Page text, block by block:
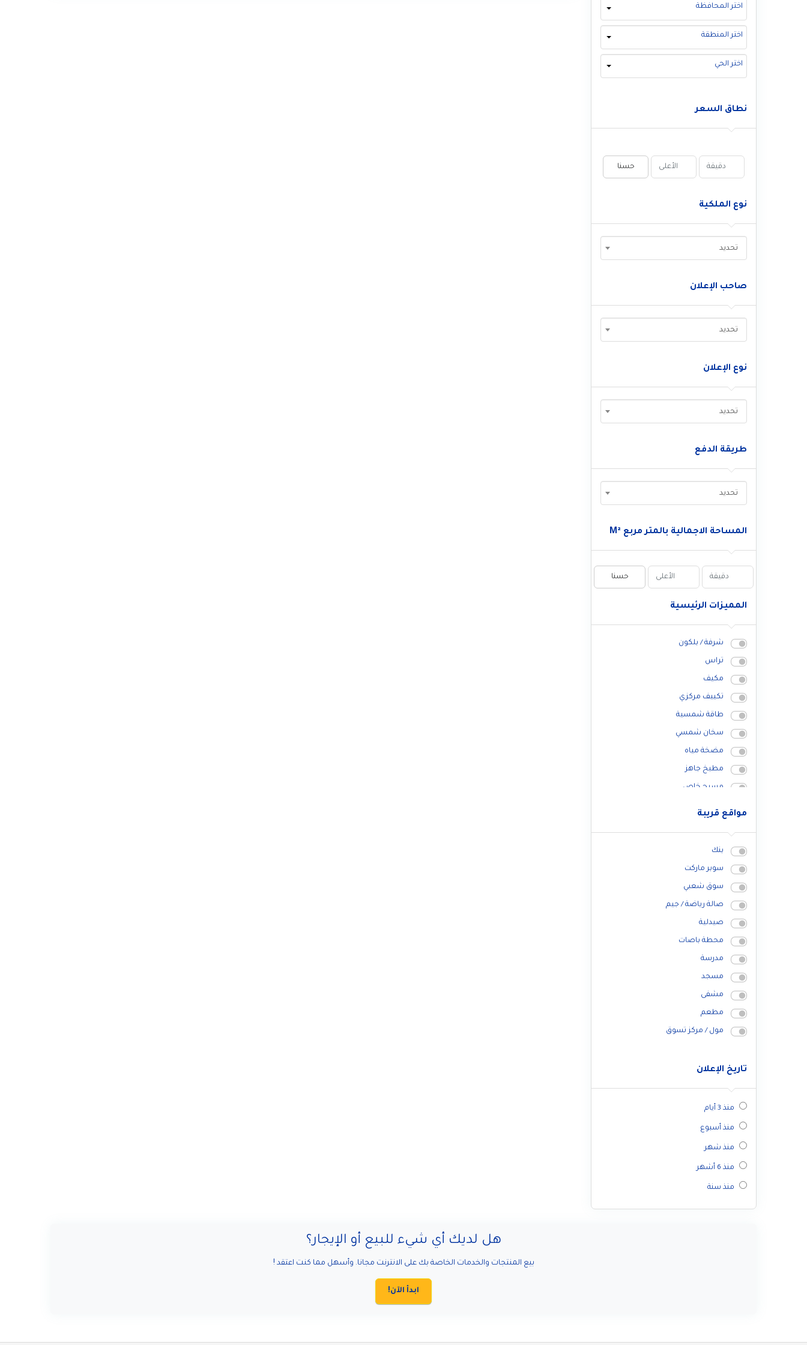
اختر المحافظة
اختر المنطقة
اختر الحي
نطاق السعر
حسنا
نوع الملكية
تحديد
صاحب الإعلان
تحديد
نوع الإعلان
تحديد
طريقة الدفع
تحديد
المساحة الاجمالية بالمتر مربع M²
حسنا
المميزات الرئيسية
شرفة / بلكون
تراس
مكيف
تكييف مركزي
طاقة شمسية
سخان شمسي
مضخة مياه
مطبخ جاهز
مسبح خاص
مواقع قريبة
بنك
سوبر ماركت
سوق شعبي
صالة رياضة / جيم
صيدلية
محطة باصات
مدرسة
مسجد
مشفى
مطعم
مول / مركز تسوق
تاريخ الإعلان
منذ 3 أيام
منذ أسبوع
منذ شهر
منذ 6 أشهر
منذ سنة
هل لديك أي شيء للبيع أو الإيجار؟
بيع المنتجات والخدمات الخاصة بك على الانترنت مجانا. وأسهل مما كنت اعتقد !
ابدأ الآن!